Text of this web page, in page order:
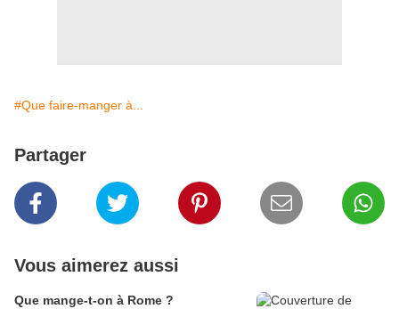
#Que faire-manger à...
Partager
Vous aimerez aussi
Que mange-t-on à Rome ?